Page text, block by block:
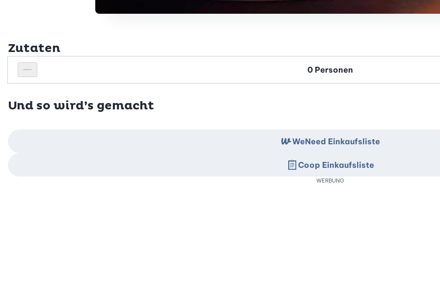
Zutaten
Personenanzahl verringern
Personenanzahl
Und so wird’s gemacht
WeNeed Einkaufsliste
Coop Einkaufsliste
WERBUNG